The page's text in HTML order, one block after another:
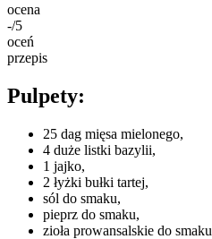
ocena
-/5
oceń
przepis
Pulpety:
25 dag mięsa mielonego,
4 duże listki bazylii,
1 jajko,
2 łyżki bułki tartej,
sól do smaku,
pieprz do smaku,
zioła prowansalskie do smaku